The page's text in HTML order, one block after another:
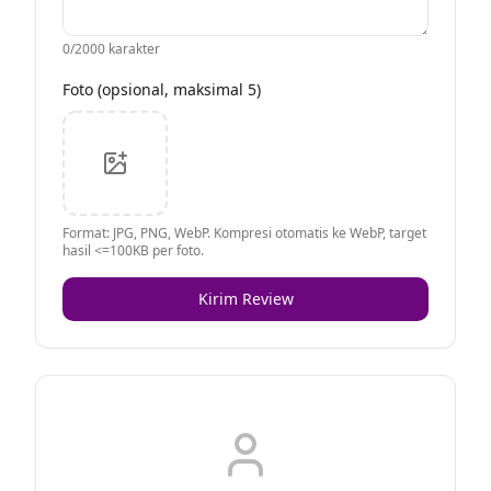
0/2000 karakter
Foto (opsional, maksimal 5)
Format: JPG, PNG, WebP. Kompresi otomatis ke WebP, target
hasil <=100KB per foto.
Kirim Review